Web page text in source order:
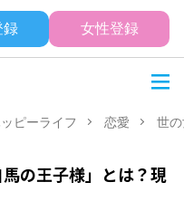
録 女性登録
ピーライフ 恋愛 世
の王子様」とは？現